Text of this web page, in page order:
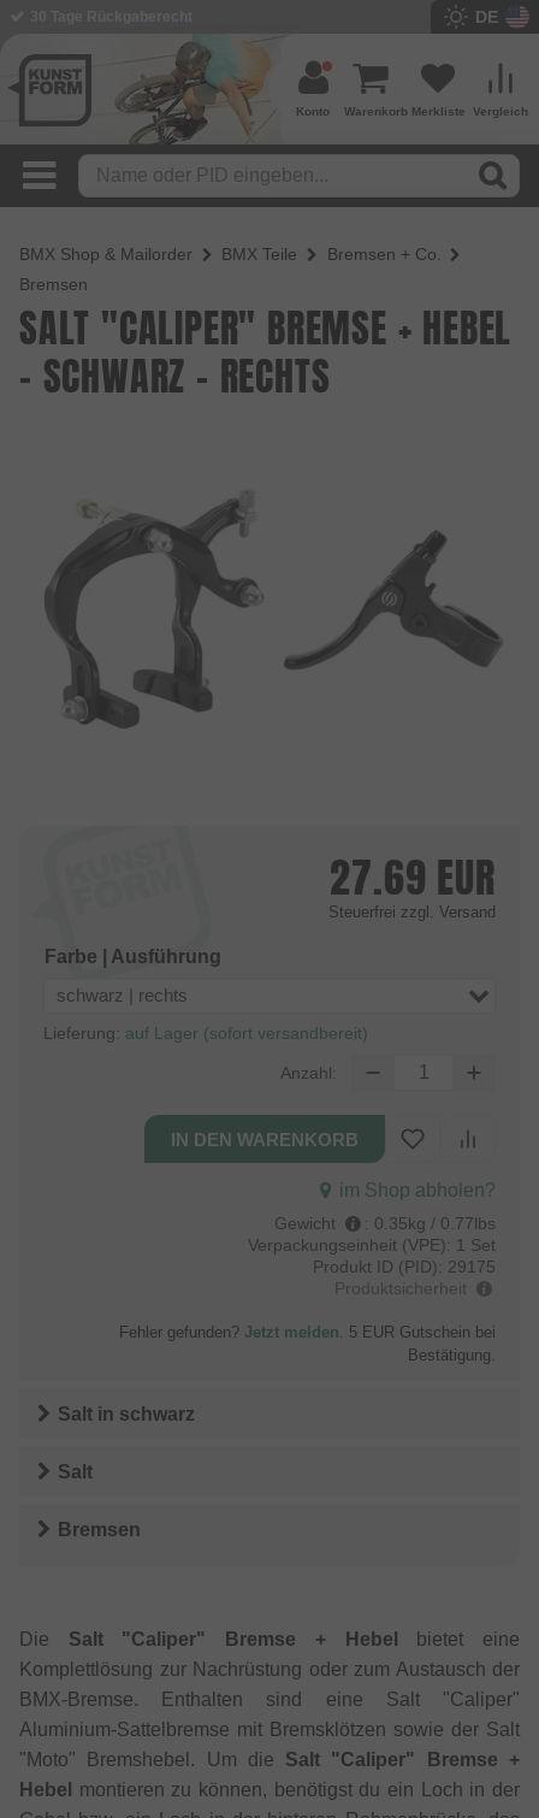
DE
Vergleich
Merkliste
Warenkorb
Konto
BMX Shop & Mailorder BMX Teile
Bremsen + Co.
Bremsen
SALT "CALIPER" BREMSE + HEBEL
- SCHWARZ - RECHTS
27.69 EUR
Steuerfrei zzgl. Versand
Farbe | Ausführung
schwarz | rechts
Lieferung: auf Lager (sofort versandbereit)
Anzahl:
im Shop abholen?
Gewicht : 0.35kg / 0.77lbs
Verpackungseinheit (VPE): 1 Set
Produkt ID (PID): 29175
Produktsicherheit
Fehler gefunden? Jetzt melden. 5 EUR Gutschein bei
Bestätigung.
Salt in schwarz
Salt
Bremsen
Die Salt "Caliper" Bremse + Hebel
bietet eine
Komplettlösung zur Nachrüstung oder zum Austausch der
BMX-Bremse. Enthalten sind eine Salt "Caliper"
Aluminium-Sattelbremse mit Bremsklötzen sowie der Salt
"Moto" Bremshebel. Um die Salt "Caliper" Bremse +
Hebel
montieren zu können, benötigst du ein Loch in der